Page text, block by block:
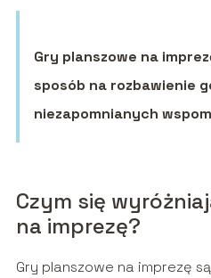
Gry planszowe na
sposób na rozbawienie
niezapomnianych
Czym się
na imprezę?
Gry planszowe na imprezę